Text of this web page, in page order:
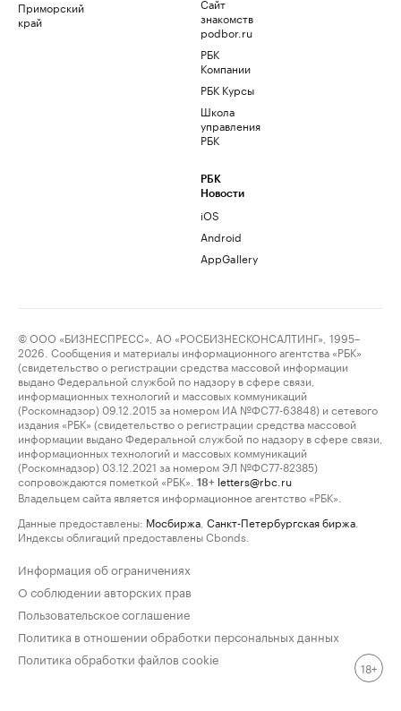
Приморский
край
знакомств
podbor.ru
РБК
Компании
РБК Курсы
Школа
управления
РБК
РБК
Новости
iOS
Android
AppGallery
© ООО «БИЗНЕСПРЕСС», АО «РОСБИЗНЕСКОНСАЛТИНГ», 1995–
2026. Сообщения и материалы информационного агентства «РБК»
(свидетельство о регистрации средства массовой информации
выдано Федеральной службой по надзору в сфере связи,
информационных технологий и массовых коммуникаций
(Роскомнадзор) 09.12.2015 за номером ИА №ФС77-63848) и сетевого
издания «РБК» (свидетельство о регистрации средства массовой
информации выдано Федеральной службой по надзору в сфере связи,
информационных технологий и массовых коммуникаций
(Роскомнадзор) 03.12.2021 за номером ЭЛ №ФС77-82385)
сопровождаются пометкой «РБК».
18+ letters@rbc.ru
Владельцем сайта является информационное агентство «РБК».
Данные предоставлены: Мосбиржа Санкт-Петербургская биржа
Индексы облигаций предоставлены Cbonds.
Информация об ограничениях
О соблюдении авторских прав
Пользовательское соглашение
Политика в отношении обработки персональных данных
Политика обработки файлов cookie
18+